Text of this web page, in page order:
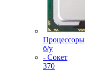
Процессоры
б/у
- Сокет
370